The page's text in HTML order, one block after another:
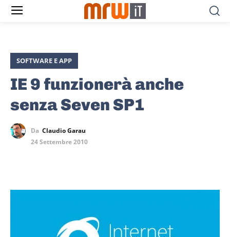
SOFTWARE E APP
IE 9 funzionerà anche
senza Seven SP1
Da Claudio Garau
24 Settembre 2010